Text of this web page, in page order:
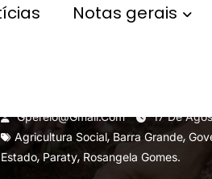
Notas gerais
Governo do Estado
Gperelo@gmail.com
17 De
Agricultura Social,Barra Grande,
Estado, Paraty, Rosangela Gomes.